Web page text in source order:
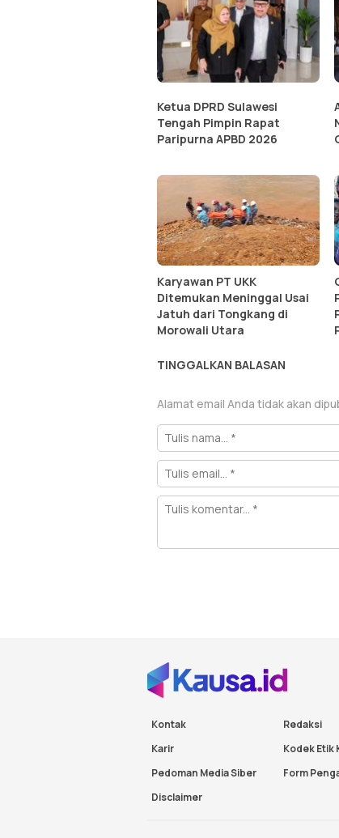
Ketua DPRD Sulawesi
Tengah Pimpin Rapat
Paripurna APBD 2026
Karyawan PT UKK
Ditemukan Meninggal Usai
Jatuh dari Tongkang di
Morowali Utara
TINGGALKAN BALASAN
Alamat email Anda tidak akan
Kontak Redaksi
Karir
Kodek Etik
Pedoman Media Siber
Form
Disclaimer